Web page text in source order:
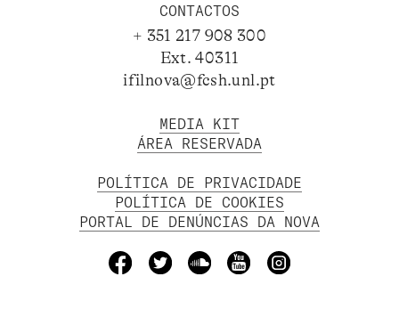
CONTACTOS
+ 351 217 908 300
Ext. 40311
ifilnova@fcsh.unl.pt
MEDIA KIT
ÁREA RESERVADA
POLÍTICA DE PRIVACIDADE
POLÍTICA DE COOKIES
PORTAL DE DENÚNCIAS DA NOVA